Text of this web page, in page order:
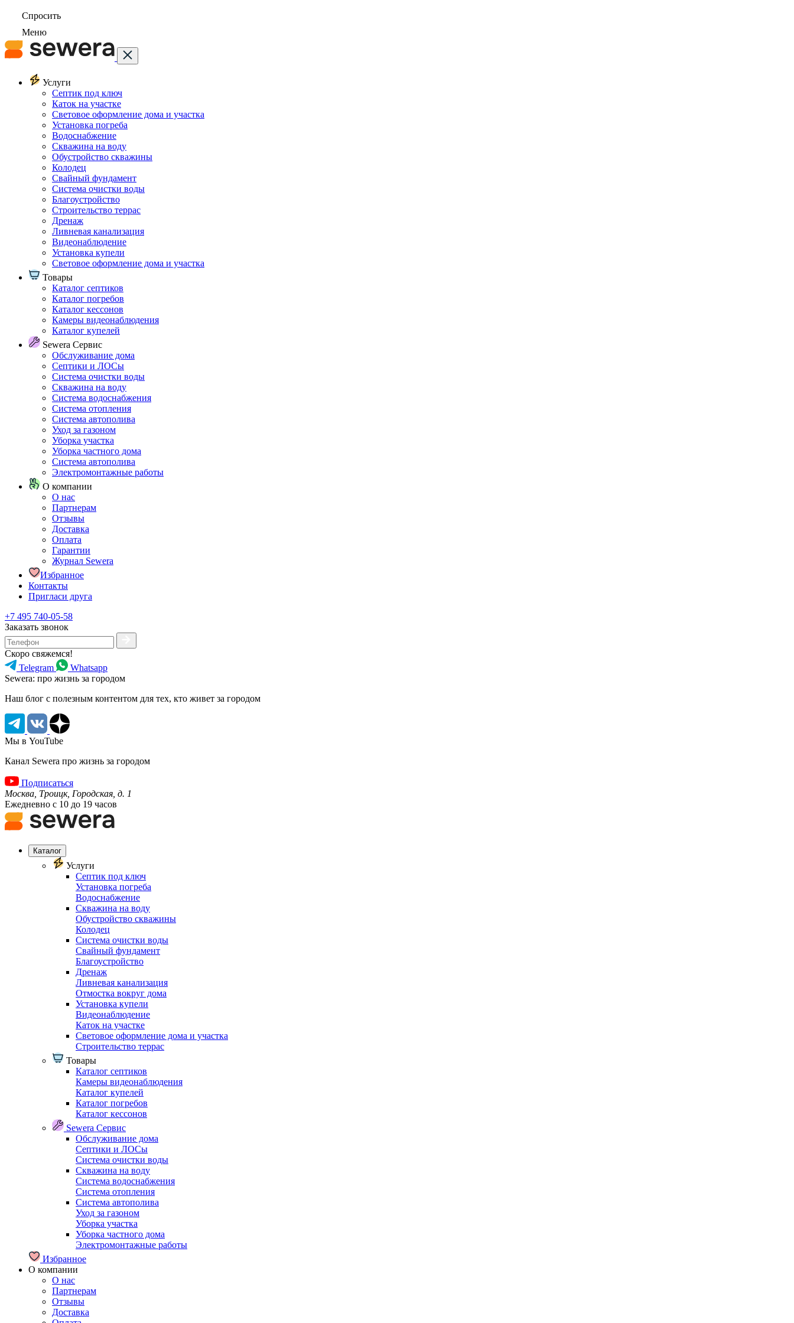
Спросить
Меню
Услуги
Септик под ключ
Каток на участке
Световое оформление дома и участка
Установка погреба
Водоснабжение
Скважина на воду
Обустройство скважины
Колодец
Свайный фундамент
Система очистки воды
Благоустройство
Строительство террас
Дренаж
Ливневая канализация
Видеонаблюдение
Установка купели
Световое оформление дома и участка
Товары
Каталог септиков
Каталог погребов
Каталог кессонов
Камеры видеонаблюдения
Каталог купелей
Sewera Сервис
Обслуживание дома
Септики и ЛОСы
Система очистки воды
Скважина на воду
Система водоснабжения
Система отопления
Система автополива
Уход за газоном
Уборка участка
Уборка частного дома
Система автополива
Электромонтажные работы
О компании
О нас
Партнерам
Отзывы
Доставка
Оплата
Гарантии
Журнал Sewera
Избранное
Контакты
Пригласи друга
+7 495 740-05-58
Заказать звонок
Скоро свяжемся!
Telegram
Whatsapp
Sewera: про жизнь за городом
Наш блог c полезным контентом для тех, кто живет за городом
Мы в YouTube
Канал Sewera про жизнь за городом
Подписаться
Москва, Троицк, Городская, д. 1
Ежедневно с 10 до 19 часов
Каталог
Услуги
Септик под ключ
Установка погреба
Водоснабжение
Скважина на воду
Обустройство скважины
Колодец
Система очистки воды
Свайный фундамент
Благоустройство
Дренаж
Ливневая канализация
Отмостка вокруг дома
Установка купели
Видеонаблюдение
Каток на участке
Световое оформление дома и участка
Строительство террас
Товары
Каталог септиков
Камеры видеонаблюдения
Каталог купелей
Каталог погребов
Каталог кессонов
Sewera Сервис
Обслуживание дома
Септики и ЛОСы
Система очистки воды
Скважина на воду
Система водоснабжения
Система отопления
Система автополива
Уход за газоном
Уборка участка
Уборка частного дома
Электромонтажные работы
Избранное
О компании
О нас
Партнерам
Отзывы
Доставка